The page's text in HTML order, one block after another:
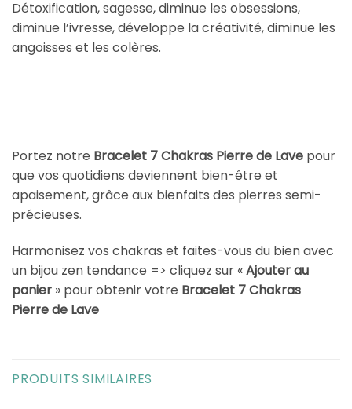
Détoxification, sagesse, diminue les obsessions,
diminue l’ivresse, développe la créativité, diminue les
angoisses et les colères.
Portez notre Bracelet 7 Chakras Pierre de Lave pour
que vos quotidiens deviennent bien-être et
apaisement, grâce aux bienfaits des pierres semi-
précieuses.
Harmonisez vos chakras et faites-vous du bien avec
un bijou zen tendance => cliquez sur «Ajouter au
panier » pour obtenir votre Bracelet 7 Chakras
Pierre de Lave
PRODUITS SIMILAIRES